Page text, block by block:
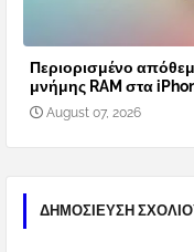
Περιορισμένο
μνήμης RAM στα
August 07, 2026
ΔΗΜΟΣΊΕΥΣΗ